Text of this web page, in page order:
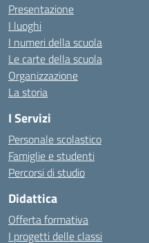
Presentazione
I luoghi
I numeri della scuola
Le carte della scuola
Organizzazione
La storia
I Servizi
Personale scolastico
Famiglie e studenti
Percorsi di studio
Didattica
Offerta formativa
I progetti delle classi